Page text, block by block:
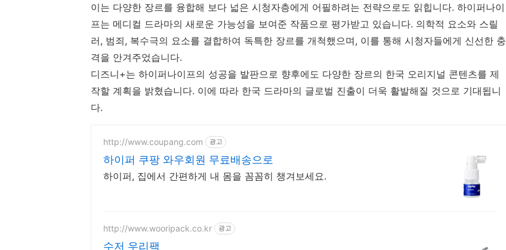
이는 다양한 장르를 융합해 보다 넓은 시청자층에게 어필하려는 전략으로도 읽힙니다. 하이퍼나이
프는 메디컬 드라마의 새로운 가능성을 보여준 작품으로 평가받고 있습니다. 의학적 요소와 스릴
러, 범죄, 복수극의 요소를 결합하여 독특한 장르를 개척했으며, 이를 통해 시청자들에게 신선한 충
격을 안겨주었습니다.
디즈니+는 하이퍼나이프의 성공을 발판으로 향후에도 다양한 장르의 한국 오리지널 콘텐츠를 제
작할 계획을 밝혔습니다. 이에 따라 한국 드라마의 글로벌 진출이 더욱 활발해질 것으로 기대됩니
다.
http://www.coupang.com 광고
하이퍼 쿠팡 와우회원 무료배송으로
하이퍼, 집에서 간편하게 내 몸을 꼼꼼히 챙겨보세요.
http://www.wooripack.co.kr 광고
수저 우리팩